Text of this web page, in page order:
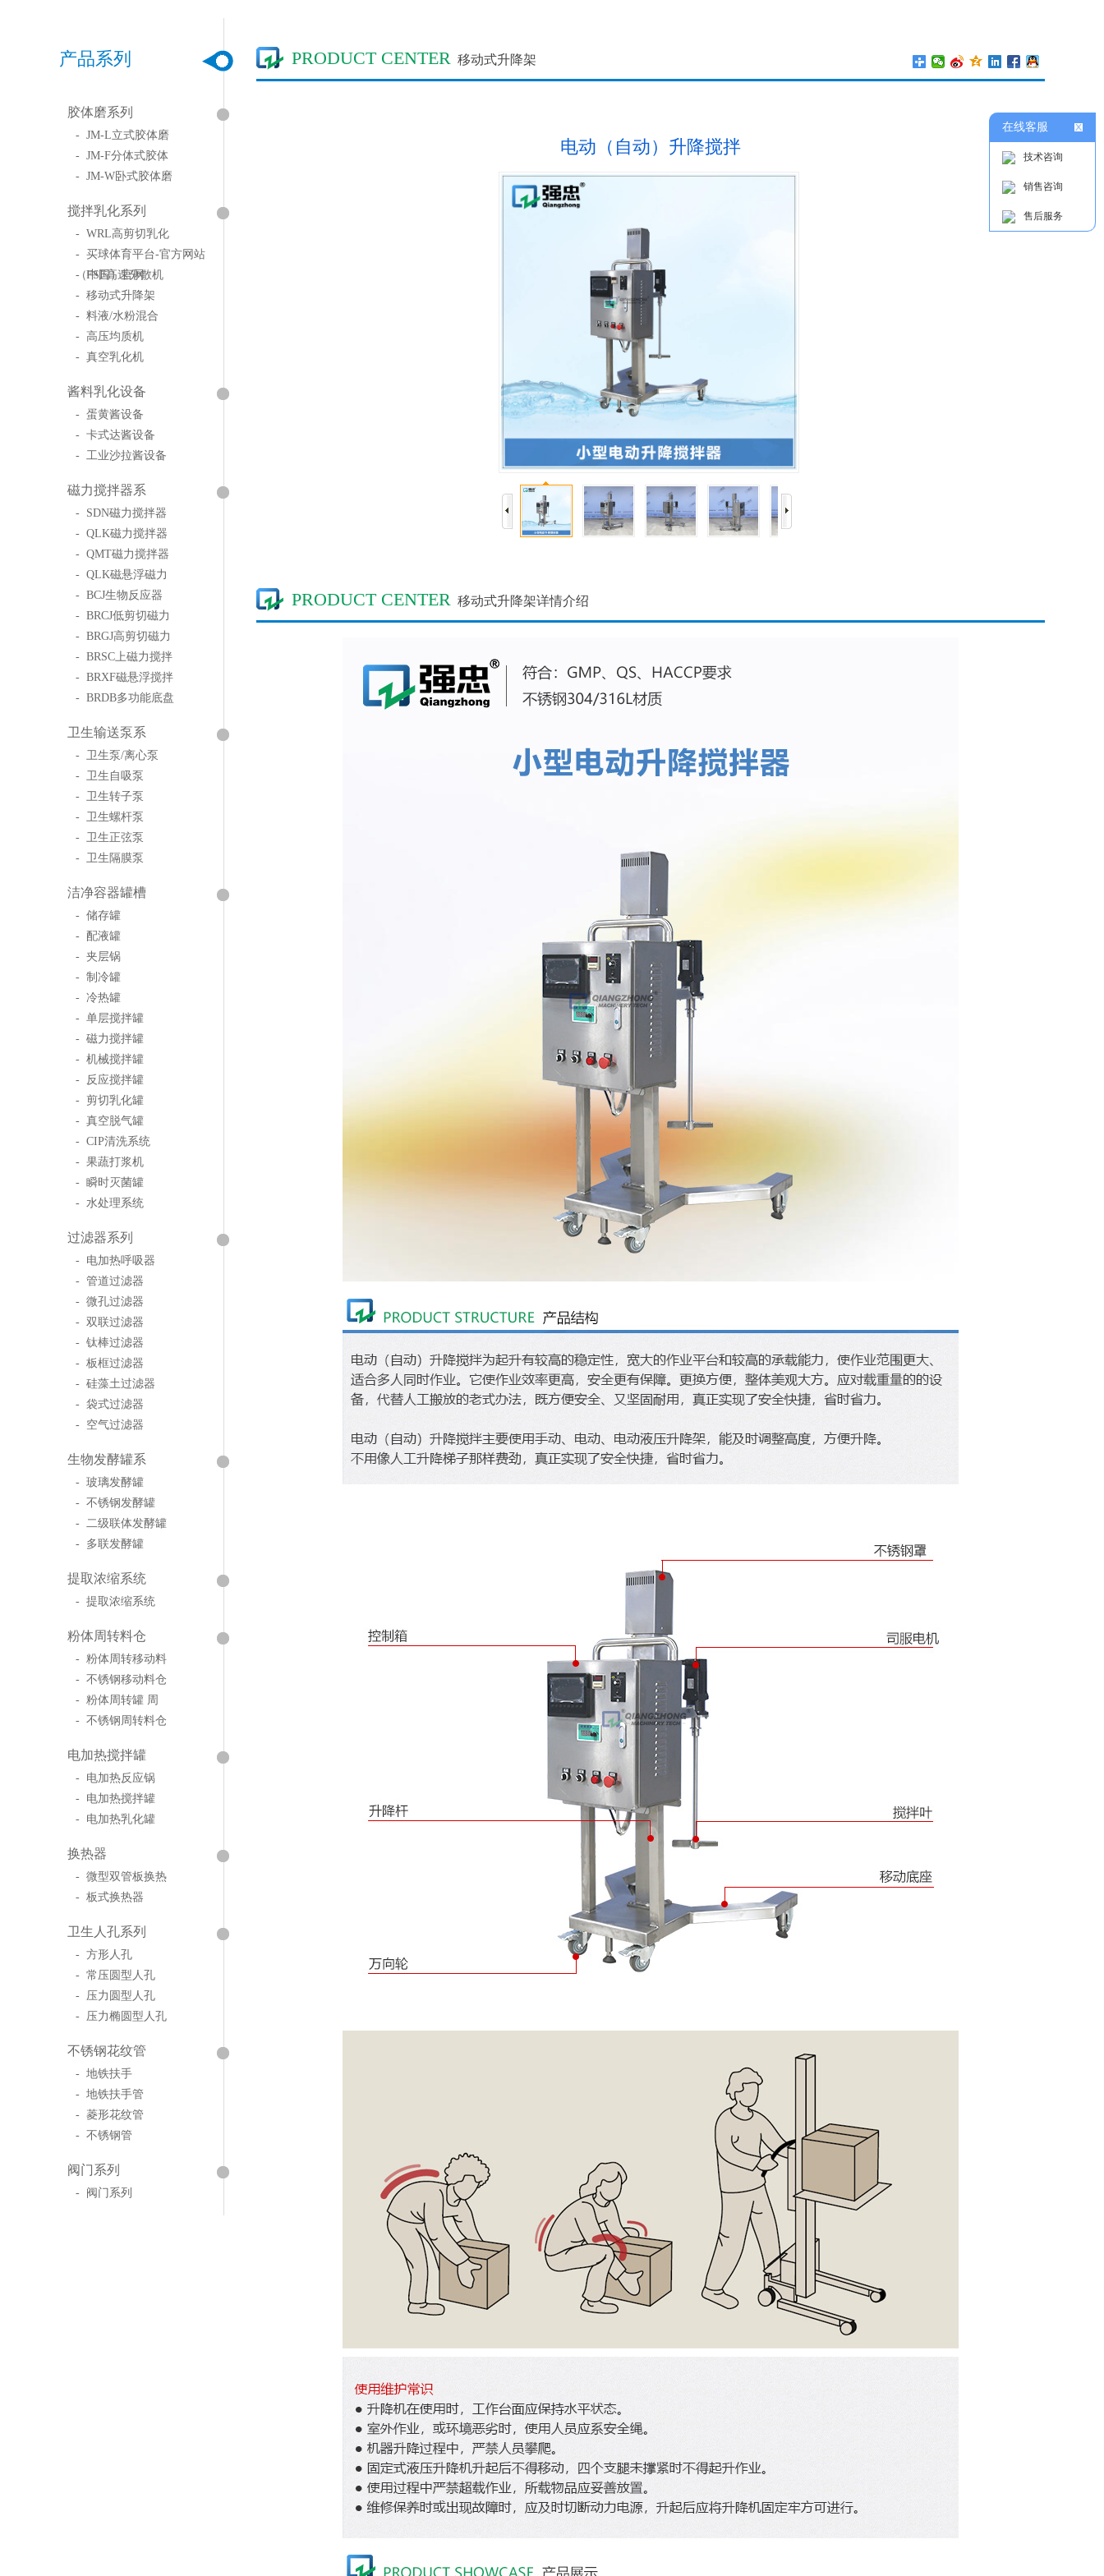
产品系列
胶体磨系列
- JM-L立式胶体磨
- JM-F分体式胶体
- JM-W卧式胶体磨
搅拌乳化系列
- WRL高剪切乳化
- 买球体育平台-官方网站
（中国）官网
- FSF高速分散机
- 移动式升降架
- 料液/水粉混合
- 高压均质机
- 真空乳化机
酱料乳化设备
- 蛋黄酱设备
- 卡式达酱设备
- 工业沙拉酱设备
磁力搅拌器系
- SDN磁力搅拌器
- QLK磁力搅拌器
- QMT磁力搅拌器
- QLK磁悬浮磁力
- BCJ生物反应器
- BRCJ低剪切磁力
- BRGJ高剪切磁力
- BRSC上磁力搅拌
- BRXF磁悬浮搅拌
- BRDB多功能底盘
卫生输送泵系
- 卫生泵/离心泵
- 卫生自吸泵
- 卫生转子泵
- 卫生螺杆泵
- 卫生正弦泵
- 卫生隔膜泵
洁净容器罐槽
- 储存罐
- 配液罐
- 夹层锅
- 制冷罐
- 冷热罐
- 单层搅拌罐
- 磁力搅拌罐
- 机械搅拌罐
- 反应搅拌罐
- 剪切乳化罐
- 真空脱气罐
- CIP清洗系统
- 果蔬打浆机
- 瞬时灭菌罐
- 水处理系统
过滤器系列
- 电加热呼吸器
- 管道过滤器
- 微孔过滤器
- 双联过滤器
- 钛棒过滤器
- 板框过滤器
- 硅藻土过滤器
- 袋式过滤器
- 空气过滤器
生物发酵罐系
- 玻璃发酵罐
- 不锈钢发酵罐
- 二级联体发酵罐
- 多联发酵罐
提取浓缩系统
- 提取浓缩系统
粉体周转料仓
- 粉体周转移动料
- 不锈钢移动料仓
- 粉体周转罐 周
- 不锈钢周转料仓
电加热搅拌罐
- 电加热反应锅
- 电加热搅拌罐
- 电加热乳化罐
换热器
- 微型双管板换热
- 板式换热器
卫生人孔系列
- 方形人孔
- 常压圆型人孔
- 压力圆型人孔
- 压力椭圆型人孔
不锈钢花纹管
- 地铁扶手
- 地铁扶手管
- 菱形花纹管
- 不锈钢管
阀门系列
- 阀门系列
PRODUCT CENTER 移动式升降架
电动（自动）升降搅拌
PRODUCT CENTER 移动式升降架详情介绍
在线客服
技术咨询
销售咨询
售后服务